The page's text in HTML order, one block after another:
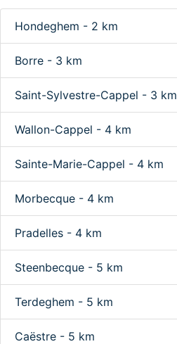
Hondeghem - 2 km
Borre - 3 km
Saint-Sylvestre-Cappel - 3 km
Wallon-Cappel - 4 km
Sainte-Marie-Cappel - 4 km
Morbecque - 4 km
Pradelles - 4 km
Steenbecque - 5 km
Terdeghem - 5 km
Caëstre - 5 km